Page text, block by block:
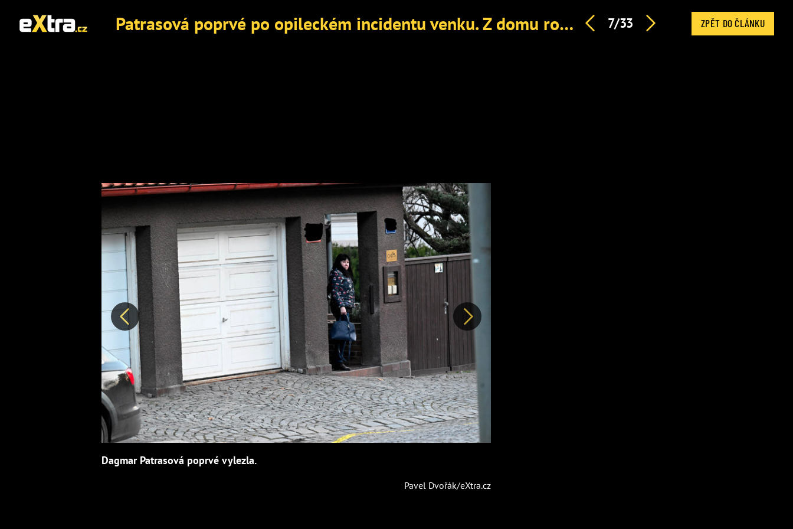
Patrasová poprvé po opileckém incidentu venku. Z domu rovnou do sámošky, pak boj se dveřmi 7/33 ZPĚT DO ČLÁNKU
Předchozí Další
Dagmar Patrasová poprvé vylezla.
Pavel Dvořák/eXtra.cz